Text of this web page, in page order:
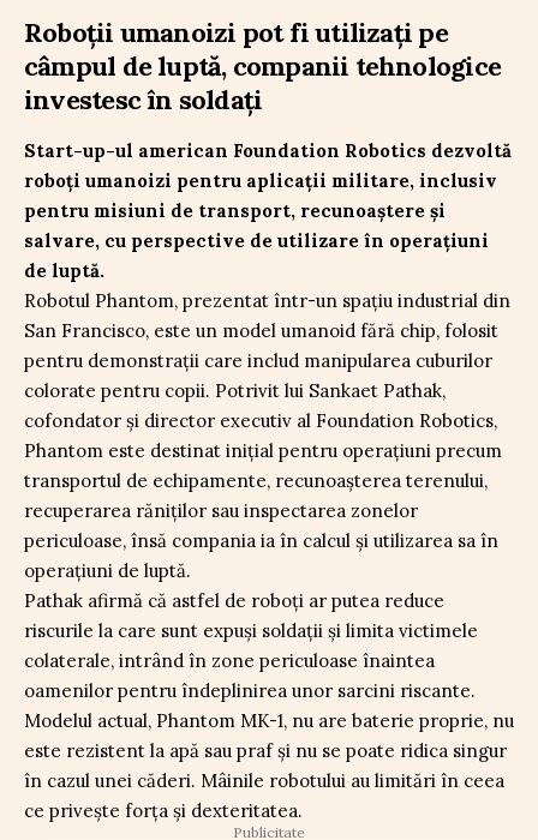
Roboții umanoizi pot fi utilizați pe
câmpul de luptă, companii tehnologice
investesc în soldați
Start-up-ul american Foundation Robotics dezvoltă
roboți umanoizi pentru aplicații militare, inclusiv
pentru misiuni de transport, recunoaștere și
salvare, cu perspective de utilizare în operațiuni
de luptă.
Robotul Phantom, prezentat într-un spațiu industrial din
San Francisco, este un model umanoid fără chip, folosit
pentru demonstrații care includ manipularea cuburilor
colorate pentru copii. Potrivit lui Sankaet Pathak,
cofondator și director executiv al Foundation Robotics,
Phantom este destinat inițial pentru operațiuni precum
transportul de echipamente, recunoașterea terenului,
recuperarea răniților sau inspectarea zonelor
periculoase, însă compania ia în calcul și utilizarea sa în
operațiuni de luptă.
Pathak afirmă că astfel de roboți ar putea reduce
riscurile la care sunt expuși soldații și limita victimele
colaterale, intrând în zone periculoase înaintea
oamenilor pentru îndeplinirea unor sarcini riscante.
Modelul actual, Phantom MK-1, nu are baterie proprie, nu
este rezistent la apă sau praf și nu se poate ridica singur
în cazul unei căderi. Mâinile robotului au limitări în ceea
ce privește forța și dexteritatea.
Publicitate